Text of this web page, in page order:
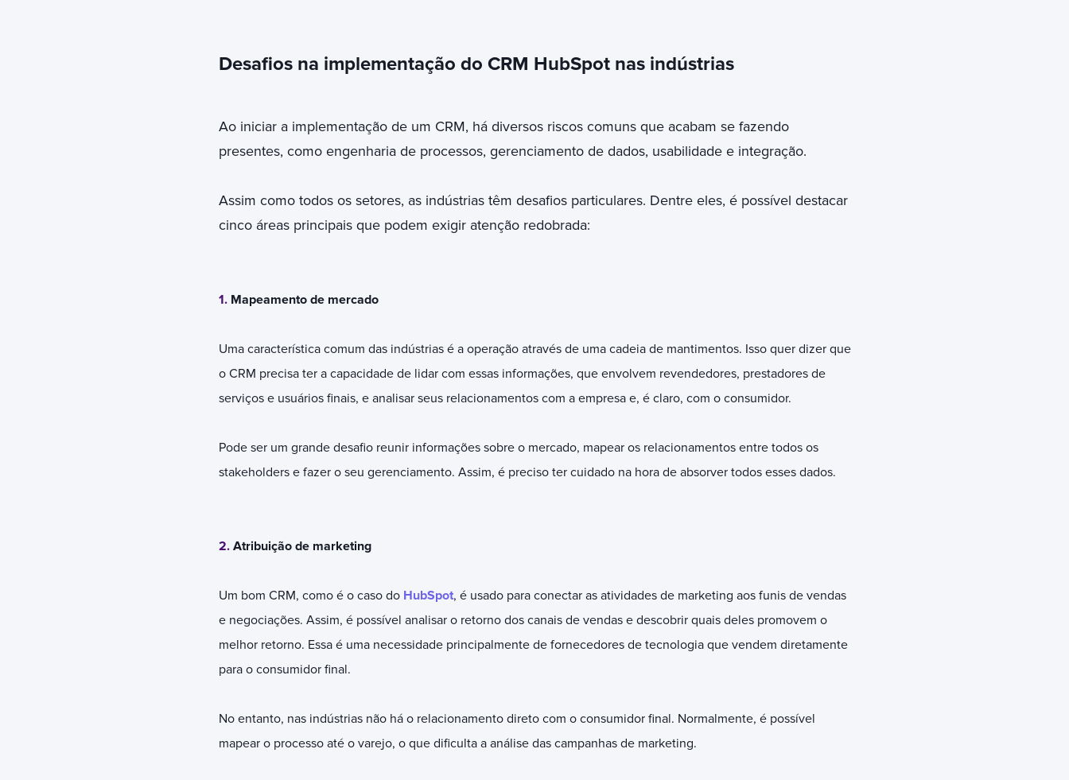
Desafios na implementação do CRM HubSpot nas indústrias
Ao iniciar a implementação de um CRM, há diversos riscos comuns que acabam se fazendo
presentes, como engenharia de processos, gerenciamento de dados, usabilidade e integração.
Assim como todos os setores, as indústrias têm desafios particulares. Dentre eles, é possível destacar
cinco áreas principais que podem exigir atenção redobrada:
1.Mapeamento de mercado
Uma característica comum das indústrias é a operação através de uma cadeia de mantimentos. Isso quer dizer que
o CRM precisa ter a capacidade de lidar com essas informações, que envolvem revendedores, prestadores de
serviços e usuários finais, e analisar seus relacionamentos com a empresa e, é claro, com o consumidor.
Pode ser um grande desafio reunir informações sobre o mercado, mapear os relacionamentos entre todos os
stakeholders e fazer o seu gerenciamento. Assim, é preciso ter cuidado na hora de absorver todos esses dados.
2.Atribuição de marketing
Um bom CRM, como é o caso do HubSpot, é usado para conectar as atividades de marketing aos funis de vendas
e negociações. Assim, é possível analisar o retorno dos canais de vendas e descobrir quais deles promovem o
melhor retorno. Essa é uma necessidade principalmente de fornecedores de tecnologia que vendem diretamente
para o consumidor final.
No entanto, nas indústrias não há o relacionamento direto com o consumidor final. Normalmente, é possível
mapear o processo até o varejo, o que dificulta a análise das campanhas de marketing.